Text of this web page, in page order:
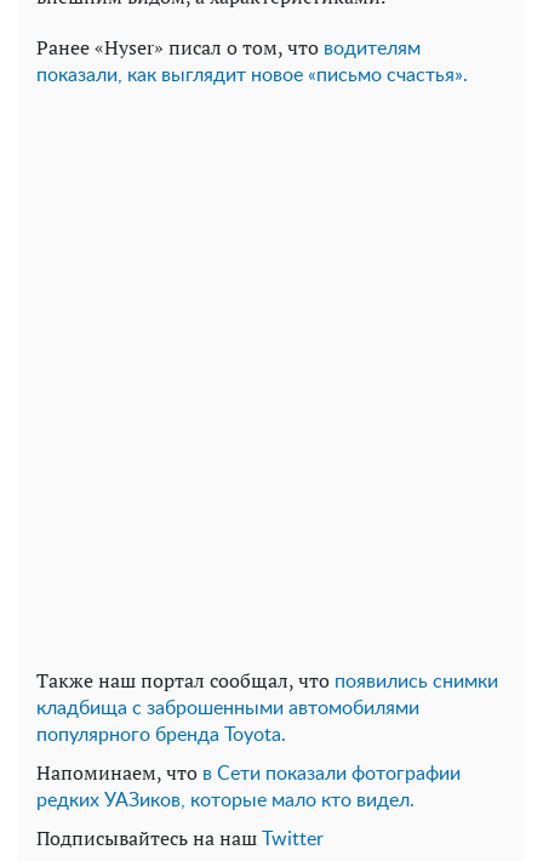
Ранее «Hyser» писал о том, что водителям
показали, как выглядит новое «письмо счастья».
Также наш портал сообщал, что появились снимки
кладбища с заброшенными автомобилями
популярного бренда Toyota.
Напоминаем, что в Сети показали фотографии
редких УАЗиков, которые мало кто видел.
Подписывайтесь на наш Twitter